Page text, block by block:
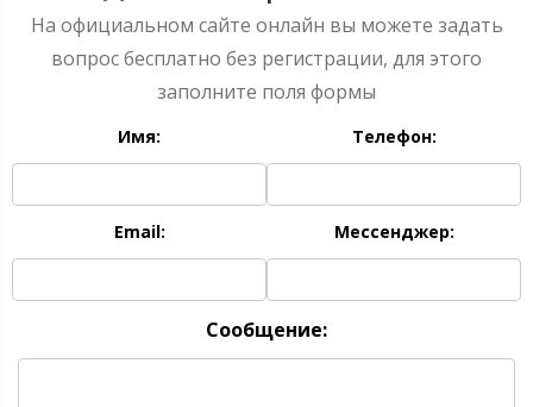
На официальном сайте онлайн вы можете задать
вопрос бесплатно без регистрации, для этого
заполните поля формы
Имя: Телефон:
Email: Мессенджер:
Сообщение: